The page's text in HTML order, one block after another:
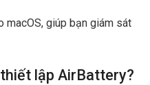
macOS, giúp bạn giám sát
lập AirBattery?